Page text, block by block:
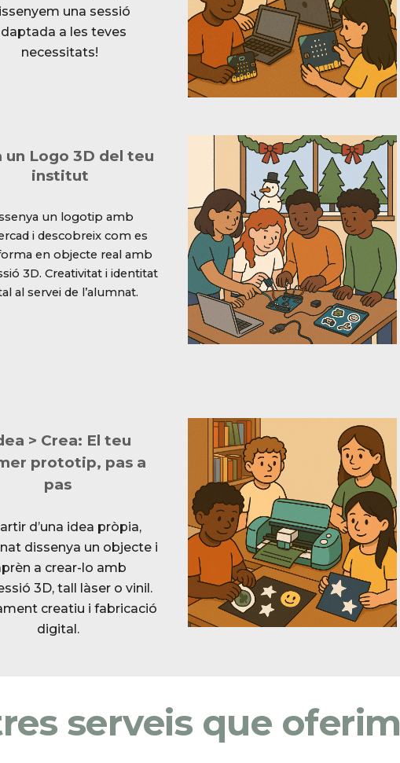
una sessió
a les teves
necessitats!
un Logo 3D del teu
institut
un logotip amb
i descobreix com es
en objecte real amb
3D. Creativitat i identitat
al servei de l’alumnat.
> Crea: El teu
prototip, pas a
pas
d’una idea pròpia,
dissenya un objecte i
a crear-lo amb
3D, tall làser o vinil.
creatiu i fabricació
digital.
serveis que oferim